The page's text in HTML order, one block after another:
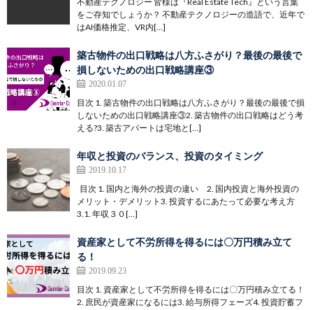
をご存知でしょうか？ 不動産テクノロジーの造語で、近年で
はAI価格推定、VR内[…]
築古物件の出口戦略は八方ふさがり？最後の最後で
損しないための出口戦略講座③
2020.01.07
目次 1. 築古物件の出口戦略は八方ふさがり？最後の最後で損
しないための出口戦略講座③2. 築古物件の出口戦略はどう考
える?3. 築古アパートは宅地と[…]
年収と投資のバランス、投資のタイミング
2019.10.17
目次 1. 国内と海外の投資の違い 2. 国内投資と海外投資の
メリット・デメリット3. 投資するにあたって必要な考え方
3.1. 年収３０[…]
資産家として不労所得を得るには〇万円積み立て
る！
2019.09.23
目次 1. 資産家として不労所得を得るには〇万円積み立てる！
2. 庶民が資産家になるには3. 給与所得フェーズ4. 投資貯蓄フ